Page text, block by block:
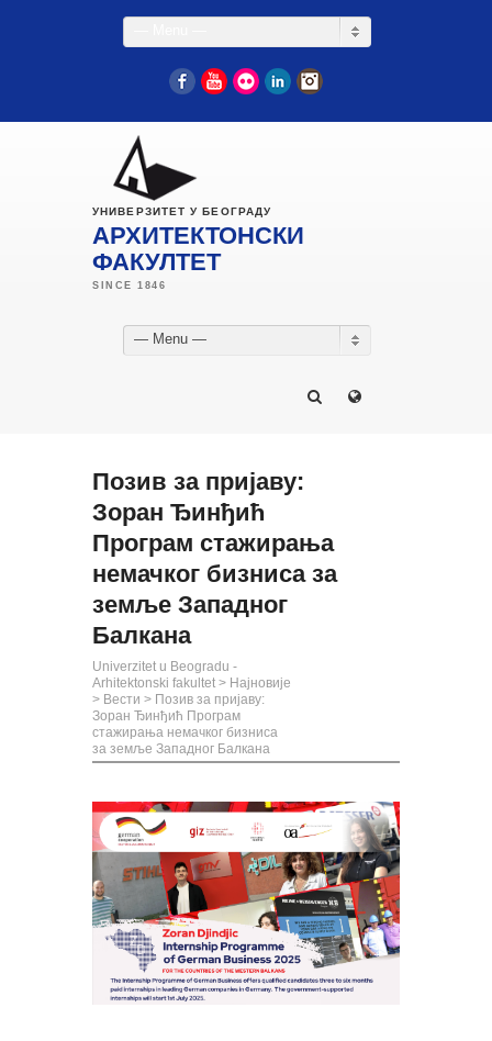
FacebookYouTube
Flickr LinkedIn
УНИВЕРЗИТЕТ У БЕОГРАДУ
АРХИТЕКТОНСКИ
ФАКУЛТЕТ
— Menu —
Позив за пријаву:
Зоран Ђинђић
Програм стажирања
немачког бизниса за
земље Западног
Балкана
Univerzitet u Beogradu -
Arhitektonski fakultet > Најновије
> Вести > Позив за пријаву:
Зоран Ђинђић Програм
стажирања немачког бизниса
за земље Западног Балкана